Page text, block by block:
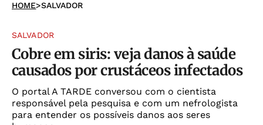
HOME>SALVADOR
SALVADOR
Cobre em siris: veja danos à saúde
causados por crustáceos infectados
O portal A TARDE conversou com o cientista
responsável pela pesquisa e com um nefrologista
para entender os possíveis danos aos seres